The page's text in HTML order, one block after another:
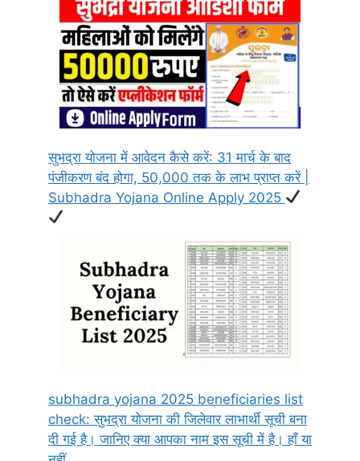
सुभद्रा योजना में आवेदन कैसे करें: 31 मार्च के बाद
पंजीकरण बंद होगा, 50,000 तक के लाभ प्राप्त करें |
Subhadra Yojana Online Apply 2025
subhadra yojana 2025 beneficiaries list
check: सुभद्रा योजना की जिलेवार लाभार्थी सूची बना
दी गई है। जानिए क्या आपका नाम इस सूची में है। हाँ या